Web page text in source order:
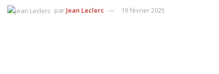
par Jean Leclerc 19 février 2025